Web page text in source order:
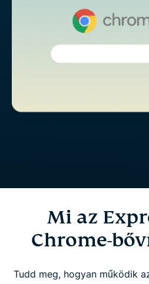
Mi az
Chrome-
Tudd meg, hogyan működik